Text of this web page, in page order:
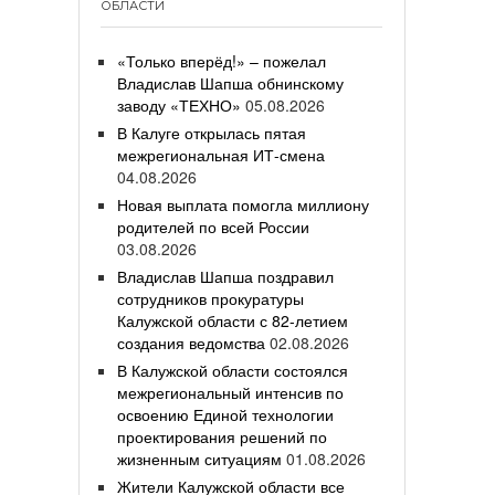
ОБЛАСТИ
«Только вперёд!» – пожелал
Владислав Шапша обнинскому
заводу «ТЕХНО» 05.08.2026
В Калуге открылась пятая
межрегиональная ИТ-смена
04.08.2026
Новая выплата помогла миллиону
родителей по всей России
03.08.2026
Владислав Шапша поздравил
сотрудников прокуратуры
Калужской области с 82-летием
создания ведомства 02.08.2026
В Калужской области состоялся
межрегиональный интенсив по
освоению Единой технологии
проектирования решений по
жизненным ситуациям 01.08.2026
Жители Калужской области все